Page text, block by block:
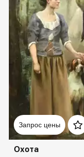
Запрос цены
Охота